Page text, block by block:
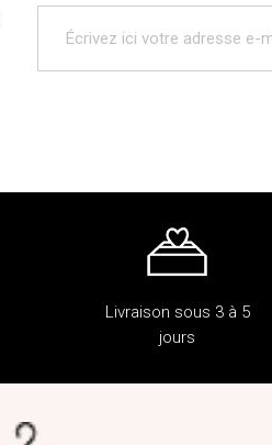
Livraison sous 3 à 5
jours